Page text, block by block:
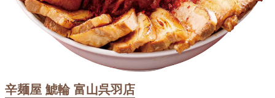
辛麺屋 鯱輪 富山呉羽店